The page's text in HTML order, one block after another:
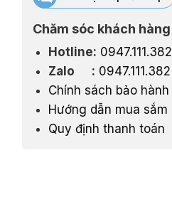
Chăm sóc khách hàng
Hotline: 0947.111.382
Zalo : 0947.111.382
Chính sách bảo hành
Hướng dẫn mua sắm
Quy định thanh toán